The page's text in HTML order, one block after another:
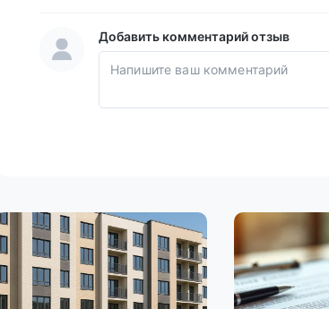
Добавить комментарий отзыв